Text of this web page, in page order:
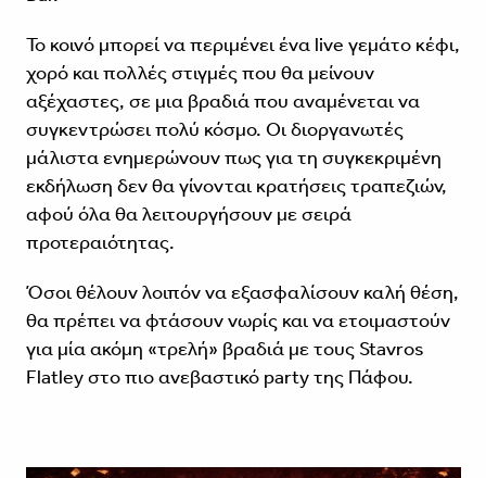
Το κοινό μπορεί να περιμένει ένα live γεμάτο κέφι,
χορό και πολλές στιγμές που θα μείνουν
αξέχαστες, σε μια βραδιά που αναμένεται να
συγκεντρώσει πολύ κόσμο. Οι διοργανωτές
μάλιστα ενημερώνουν πως για τη συγκεκριμένη
εκδήλωση δεν θα γίνονται κρατήσεις τραπεζιών,
αφού όλα θα λειτουργήσουν με σειρά
προτεραιότητας.
Όσοι θέλουν λοιπόν να εξασφαλίσουν καλή θέση,
θα πρέπει να φτάσουν νωρίς και να ετοιμαστούν
για μία ακόμη «τρελή» βραδιά με τους Stavros
Flatley στο πιο ανεβαστικό party της Πάφου.